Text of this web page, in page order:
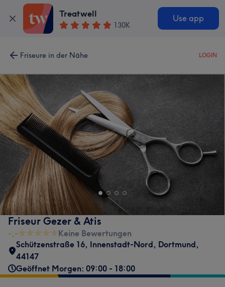
Treatwell
130K
Use app
Friseure in der Nähe LOGIN
Friseur Gezer & Atis
-,-
Keine Bewertungen
Schützenstraße 16, Innenstadt-Nord, Dortmund,
44147
Geöffnet Morgen: 09:00 - 18:00